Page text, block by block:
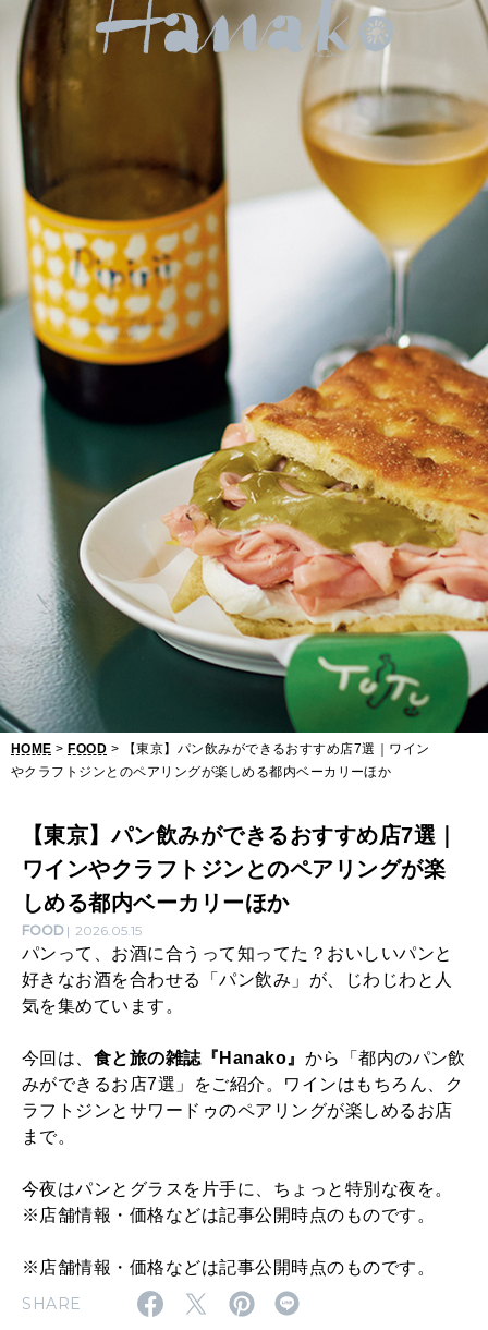
【
東
京
】
パ
ン
飲
み
が
で
店
7
選
｜
ワ
や
ク
ラ
フ
ト
ジ
ン
と
ペ
リ
ン
HOME > FOOD > 【東京】パン飲みができるおすすめ店7選｜ワイン
やクラフトジンとのペアリングが楽しめる都内ベーカリーほか
【東京】パン飲みができるおすすめ店7選｜
ワインやクラフトジンとのペアリングが楽
しめる都内ベーカリーほか
FOOD 2026.05.15
パンって、お酒に合うって知ってた？おいしいパンと
好きなお酒を合わせる「パン飲み」が、じわじわと人
気を集めています。
今回は、 食と旅の雑誌『Hanako』 から「都内のパン飲
みができるお店7選」をご紹介。ワインはもちろん、ク
ラフトジンとサワードゥのペアリングが楽しめるお店
まで。
今夜はパンとグラスを片手に、ちょっと特別な夜を。
※店舗情報・価格などは記事公開時点のものです。
※店舗情報・価格などは記事公開時点のものです。
SHARE